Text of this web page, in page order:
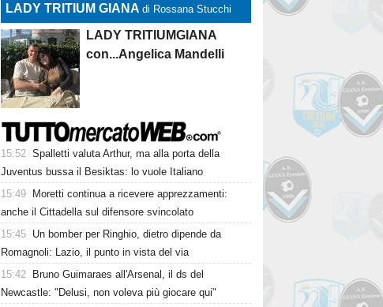
LADY TRITIUM GIANA di Rossana Stucchi
LADY TRITIUMGIANA
con...Angelica Mandelli
15:52 Spalletti valuta Arthur, ma alla porta della
Juventus bussa il Besiktas: lo vuole Italiano
15:49
Moretti continua a ricevere apprezzamenti:
anche il Cittadella sul difensore svincolato
15:45 Un bomber per Ringhio, dietro dipende da
Romagnoli: Lazio, il punto in vista del via
15:42
Bruno Guimaraes all'Arsenal, il ds del
Newcastle: "Delusi, non voleva più giocare qui"